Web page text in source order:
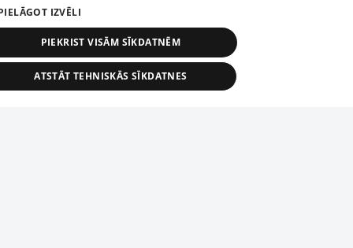
IZVĒLI
PIEKRIST VISĀM SĪKDATNĒM
ATSTĀT TEHNISKĀS SĪKDATNES